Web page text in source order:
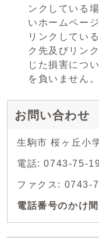
ンクしている
いホームペー
リンクしてい
ク先及びリン
じた損害につ
を負いません。
お問い合わせ
生駒市 桜ヶ丘小
電話: 0743-75-
ファクス: 0743-
電話番号のかけ